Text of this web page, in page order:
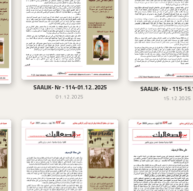
تحميل
SAALIK- Nr - 115-
15.12.2025
تحميل
SAALIK- Nr - 114-01.12..2025
01.12.2025